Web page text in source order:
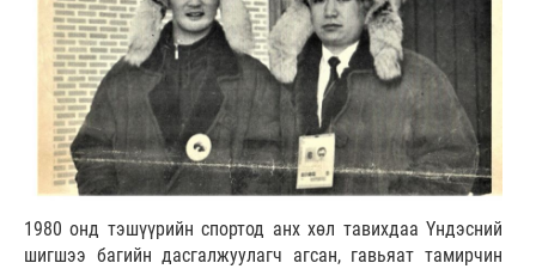
1980 онд тэшүүрийн спортод анх хөл тавихдаа Үндэсний
шигшээ багийн дасгалжуулагч агсан, гавьяат тамирчин